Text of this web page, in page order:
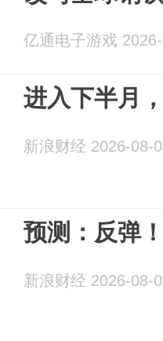
亿通电子游戏
进入下半月
新浪财经 2026-08-
预测：反弹
新浪财经 2026-08-